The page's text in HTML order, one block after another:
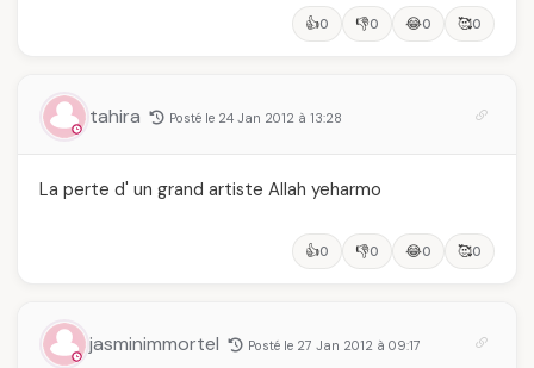
👍0 👎0 😂0 🥰0
tahira Posté le 24 Jan 2012 à 13:28
La perte d' un grand artiste Allah yeharmo
👍0 👎0 😂0 🥰0
jasminimmortel Posté le 27 Jan 2012 à 09:17